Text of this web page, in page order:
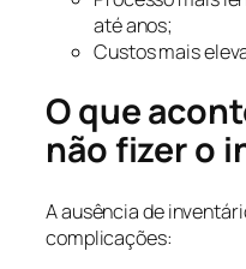
até anos;
Custos mais
O que
não fizer o
A ausência de
complicações: